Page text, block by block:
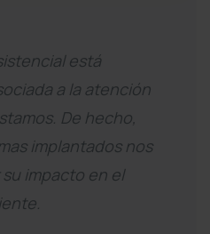
está
a la atención
De hecho,
implantados nos
impacto en el